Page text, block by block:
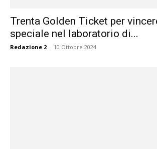
Trenta Golden Ticket per
speciale nel laboratorio di...
Redazione 2 - 10 Ottobre 2024